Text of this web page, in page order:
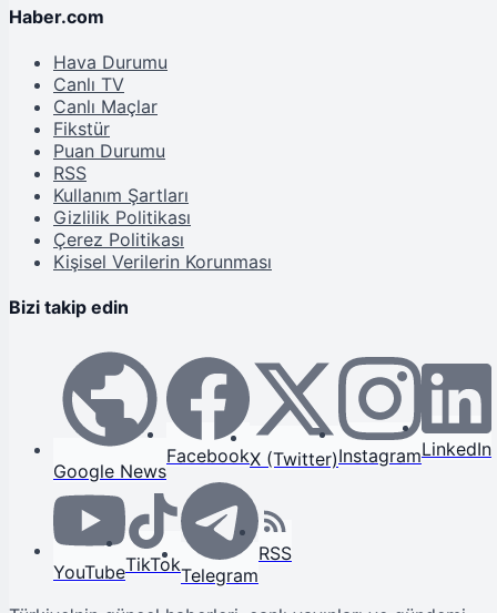
Haber.com
Hava Durumu
Canlı TV
Canlı Maçlar
Fikstür
Puan Durumu
RSS
Kullanım Şartları
Gizlilik Politikası
Çerez Politikası
Kişisel Verilerin Korunması
Bizi takip edin
Google News
FacebookX (Twitter)InstagramLinkedIn
YouTubeTikTokTelegram
RSS